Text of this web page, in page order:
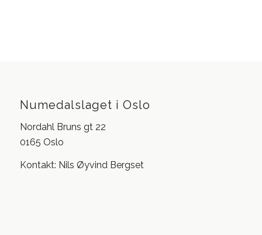
Numedalslaget i Oslo
Nordahl Bruns gt 22
0165 Oslo
Kontakt: Nils Øyvind Bergset